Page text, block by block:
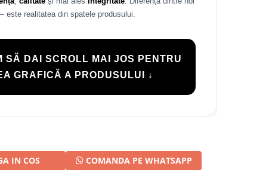
este realitatea din spatele produsului.
SĂ DAI SCROLL MAI JOS PENTRU
GRAFICĂ A PRODUSULUI ↓
IN COS COMANDA PE WHATSAPP